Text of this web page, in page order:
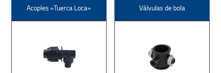
Acoples «Tuerca Loca» Válvulas de bola